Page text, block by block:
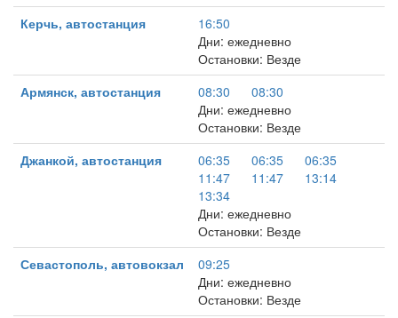
Керчь, автостанция
16:50
Дни: ежедневно
Остановки: Везде
Армянск, автостанция
08:30
08:30
Дни: ежедневно
Остановки: Везде
Джанкой, автостанция
06:35 06:35
06:35
11:47
11:47
13:14
13:34
Дни: ежедневно
Остановки: Везде
Севастополь, автовокзал
09:25
Дни: ежедневно
Остановки: Везде